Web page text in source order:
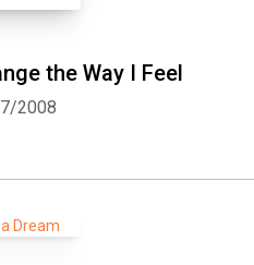
the Way I Feel
2008